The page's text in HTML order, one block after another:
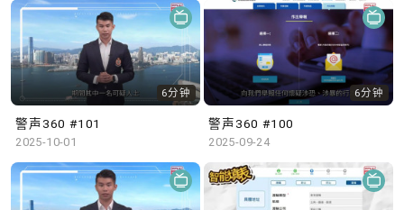
6分钟
警声360 #101
2025-10-01
6分钟
警声360 #100
2025-09-24